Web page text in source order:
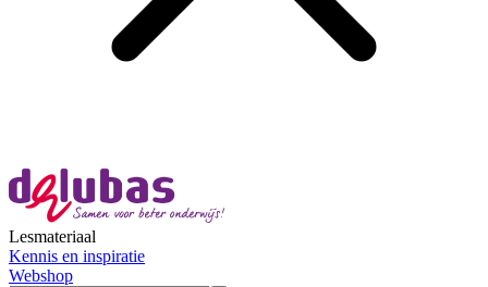
Lesmateriaal
Kennis en inspiratie
Webshop